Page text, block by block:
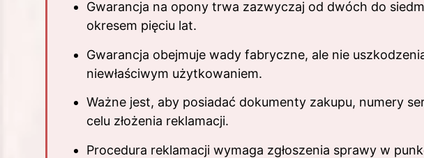
Gwarancja na opony trwa zazwyczaj od dwóch do
okresem pięciu lat.
Gwarancja obejmuje wady fabryczne, ale nie
niewłaściwym użytkowaniem.
Ważne jest, aby posiadać dokumenty zakupu, numery
celu złożenia reklamacji.
Procedura reklamacji wymaga zgłoszenia sprawy w